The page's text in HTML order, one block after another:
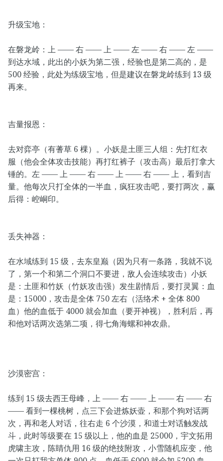
升级宝地：
在磐龙岭：上 —— 右 —— 上 —— 左 —— 右 —— 左 ——
到达水域，此出的小妖为第二强，经验也是第二高的，是
500 经验，此处为练级宝地，但是建议在磐龙岭练到 13 级
再来。
吉量报恩：
去对弈亭（有蓍草 6 棵）。小妖是土匪三人组：先打红衣
服（他会全体攻击技能）再打红裤子（攻击高）最后打拿大
锤的。左 —— 上 —— 右 —— 上 —— 右 —— 上，看到吉
量。他每次只打全体的一半血，疯狂攻击吧，要打两次，赢
后得：崆峒印。
丢失神器：
在水域练到 15 级，去东皇巅（因为只有一条路，我就不说
了，第一个和第二个洞口不要进，敌人会连续攻击）小妖
是：土匪和竹妖（竹妖攻击强）发生剧情后，要打灵翼：血
是：15000，攻击是全体 750 左右（活络术 + 全体 800
血）他的血低于 4000 就会加血（要开神视），胜利后，再
和他对话两次选第二项，得七角海螺和神农鼎。
沙漠密宫：
练到 15 级去西王母峰，上 —— 右 —— 上 —— 右 —— 右
—— 看到一棵桃树，点三下会进炼妖壶，和那个狗对话两
次，再和老人对话，往右走 6 个沙漠，和道士对话触发战
斗，此时等级要在 15 级以上，他的血是 25000，宇文拓用
虎啸主攻，陈睛仇用 16 级的绝技附攻，小雪随机应变，他